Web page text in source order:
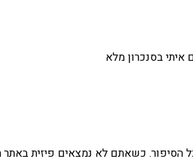
בסנכרון מלא
הסיפור. כשאתם לא נמצאים פיזית